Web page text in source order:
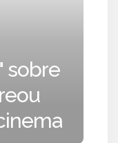
sobre